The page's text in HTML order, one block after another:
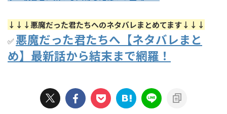
↓↓↓悪魔だった君たちへのネタバレまとめてます↓↓↓
✅悪魔だった君たちへ【ネタバレまと
め】最新話から結末まで網羅！